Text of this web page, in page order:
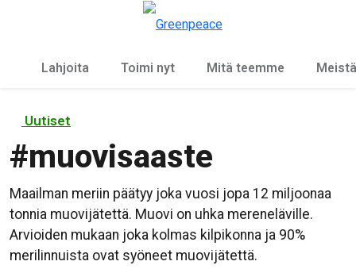
Lahjoita Toimi nyt Mitä teemme Meistä
Uutiset
#muovisaaste
Maailman meriin päätyy joka vuosi jopa 12 miljoonaa
tonnia muovijätettä. Muovi on uhka mereneläville.
Arvioiden mukaan joka kolmas kilpikonna ja 90%
merilinnuista ovat syöneet muovijätettä.